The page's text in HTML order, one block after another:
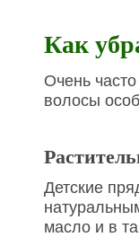
Как
Очень
волосы
Детские
масло и в